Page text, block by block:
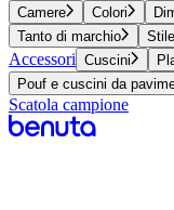
Camere Colori
Tanto di marchio
Stile
Accessori Cuscini
Pouf e cuscini da
Scatola campione